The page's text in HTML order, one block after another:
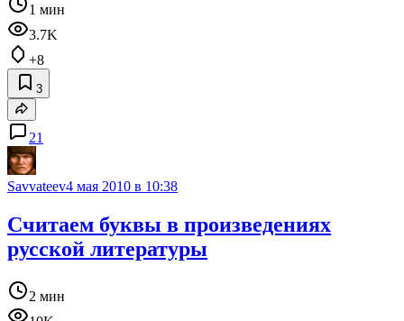
1 мин
3.7K
+8
3
21
Savvateev4 мая 2010 в 10:38
Считаем буквы в произведениях
русской литературы
2 мин